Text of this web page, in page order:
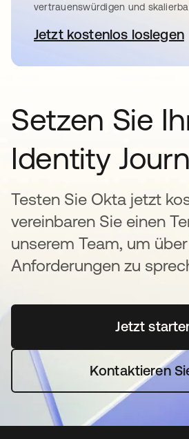
vertrauenswürdigen und
Jetzt kostenlos loslegen
wird in
Setzen Sie
Identity
Testen Sie Okta jetzt
vereinbaren Sie einen
unserem Team, um
Anforderungen zu
Jetzt wird
Kontaktieren